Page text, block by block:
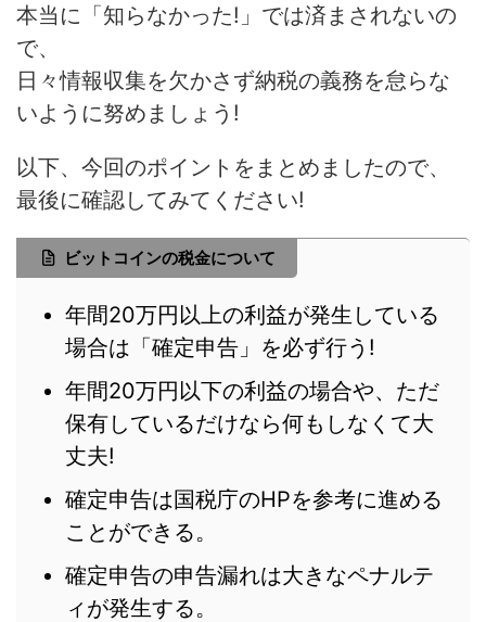
本当に「知らなかった!」では済まされないの
で、
日々情報収集を欠かさず納税の義務を怠らな
いように努めましょう!
以下、今回のポイントをまとめましたので、
最後に確認してみてください!
ビットコインの税金について
年間20万円以上の利益が発生している
場合は「確定申告」を必ず行う!
年間20万円以下の利益の場合や、ただ
保有しているだけなら何もしなくて大
丈夫!
確定申告は国税庁のHPを参考に進める
ことができる。
確定申告の申告漏れは大きなペナルテ
ィが発生する。